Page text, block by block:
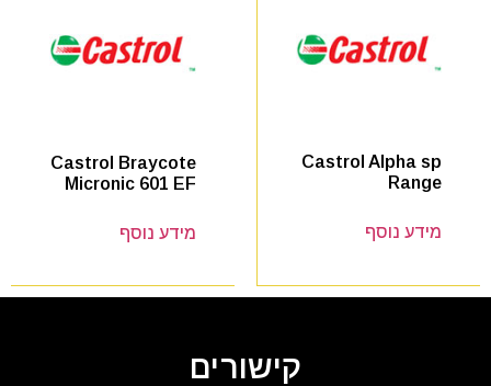
Castrol Alpha sp
Range
מידע נוסף
Castrol Braycote
Micronic 601 EF
מידע נוסף
קישורים